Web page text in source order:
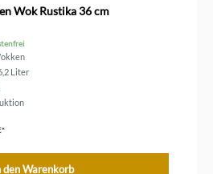
Wok Rustika 36 cm
Liter
den Warenkorb